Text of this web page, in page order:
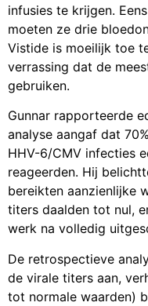
infusies te krijgen.
moeten ze drie
Vistide is moeilijk toe
verrassing dat de
gebruiken.
Gunnar rapporteerde
analyse aangaf dat
HHV-6/CMV infecties
reageerden. Hij
bereikten aanzienlijke
titers daalden tot nul,
werk na volledig
De retrospectieve
de virale titers aan,
tot normale waarden)